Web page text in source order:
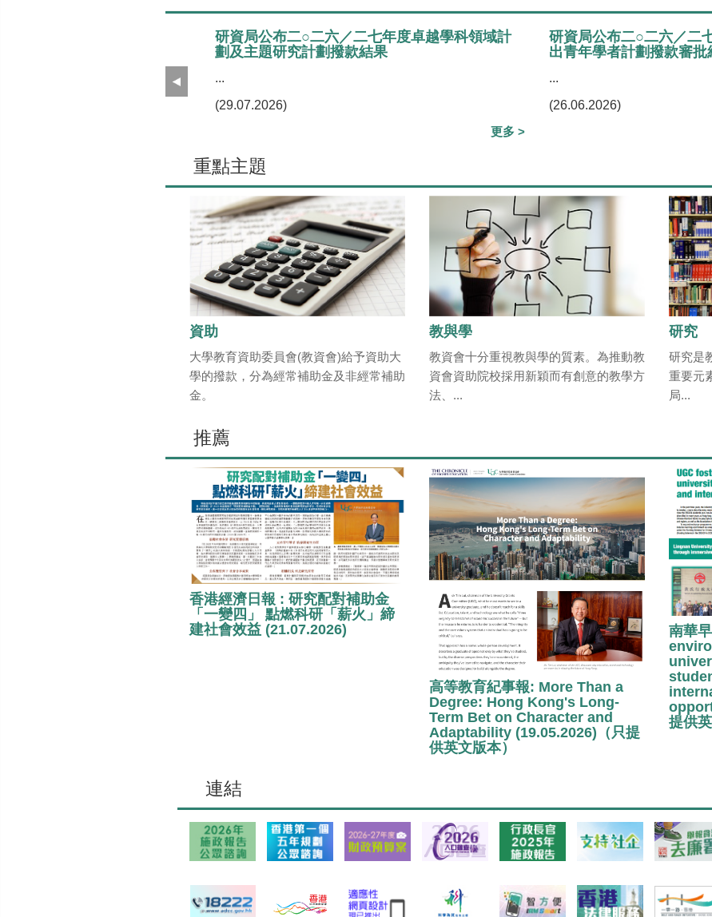
研資局公布二○二六／二七年度卓越學科領域計
劃及主題研究計劃撥款結果
...
(29.07.2026)
更多 >
研資局公布二○二六／二
出青年學者計劃撥款審批
...
(26.06.2026)
上
重點主題
資助
大學教育資助委員會(教資會)給予資助大
學的撥款，分為經常補助金及非經常補助
金。
教與學
教資會十分重視教與學的質素。為推動教
資會資助院校採用新穎而有創意的教學方
法、...
研究
研究是
重要元
局...
推薦
香港經濟日報 : 研究配對補助金
「一變四」 點燃科研「薪火」締
建社會效益 (21.07.2026)
高等教育紀事報: More Than a
Degree: Hong Kong's Long-
Term Bet on Character and
Adaptability (19.05.2026)（只提
供英文版本）
南華
提供英
連結